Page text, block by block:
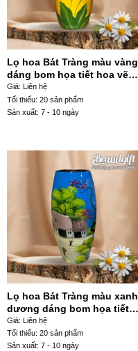
Lọ hoa Bát Tràng màu vàng
dáng bom họa tiết hoa vẽ
tay LHGS-93
Giá: Liên hệ
Tối thiểu: 20 sản phẩm
Sản xuất: 7 - 10 ngày
Lọ hoa Bát Tràng màu xanh
dương dáng bom họa tiết
làng quê vẽ tay LHGS-91
Giá: Liên hệ
Tối thiểu: 20 sản phẩm
Sản xuất: 7 - 10 ngày